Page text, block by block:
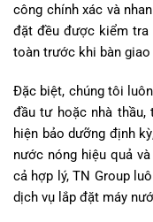
công chính xác và
đặt đều được kiểm tra
toàn trước khi bàn giao
Đặc biệt, chúng tôi
đầu tư hoặc nhà
hiện bảo dưỡng định
nước nóng hiệu quả
cả hợp lý, TN Group
dịch vụ lắp đặt máy